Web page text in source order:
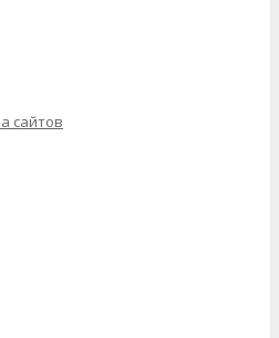
сайтов